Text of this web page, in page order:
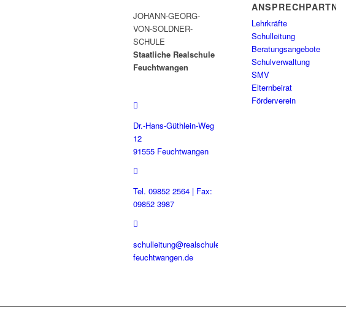
JOHANN-GEORG-
VON-SOLDNER-
SCHULE
Staatliche Realschule
Feuchtwangen
Dr.-Hans-Güthlein-Weg
12
91555 Feuchtwangen
Tel. 09852 2564 | Fax:
09852 3987
schulleitung@realschule-
feuchtwangen.de
ANSPRECHPARTNER
Lehrkräfte
Schulleitung
Beratungsangebote
Schulverwaltung
SMV
Elternbeirat
Förderverein